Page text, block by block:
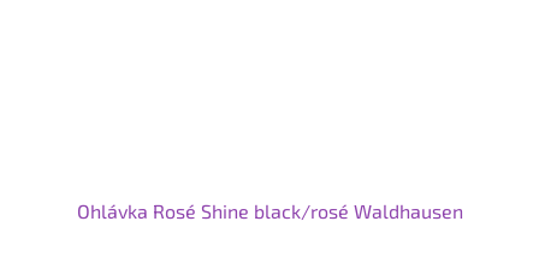
Ohlávka Rosé Shine black/rosé Waldhausen